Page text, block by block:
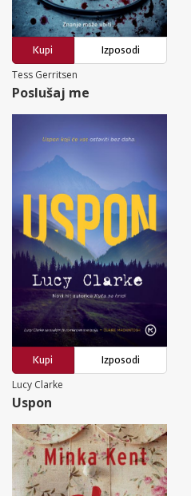
Kupi
Izposodi
Tess Gerritsen
Poslušaj me
Kupi
Izposodi
Lucy Clarke
Uspon